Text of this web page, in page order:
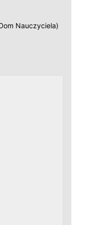
Nauczyciela)